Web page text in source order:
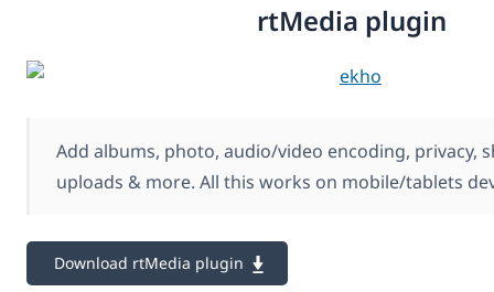
rtMedia plugin
Add albums, photo, audio/video encoding, privacy,
uploads & more. All this works on mobile/tablets
Download rtMedia plugin